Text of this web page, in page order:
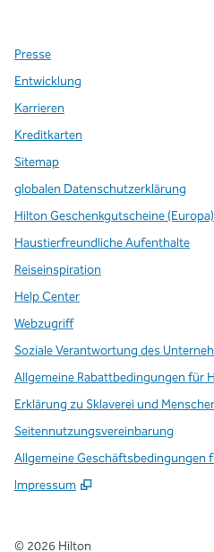
Presse
Entwicklung
Karrieren
Kreditkarten
Sitemap
globalen Datenschutzerklärung
Hilton Geschenkgutscheine (Europa)
Haustierfreundliche Aufenthalte
Reiseinspiration
Help Center
Webzugriff
Soziale Verantwortung des
Allgemeine Rabattbedingungen für
Erklärung zu Sklaverei und
Seitennutzungsvereinbarung
Allgemeine Geschäftsbedingungen
Impressum
© 2026 Hilton